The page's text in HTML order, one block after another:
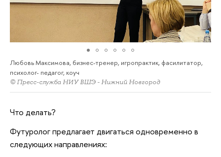
Любовь Максимова, бизнес-тренер, игропрактик, фасилитатор,
психолог- педагог, коуч
© Пресс-служба НИУ ВШЭ - Нижний Новгород
Что делать?
Футуролог предлагает двигаться одновременно в
следующих направлениях: